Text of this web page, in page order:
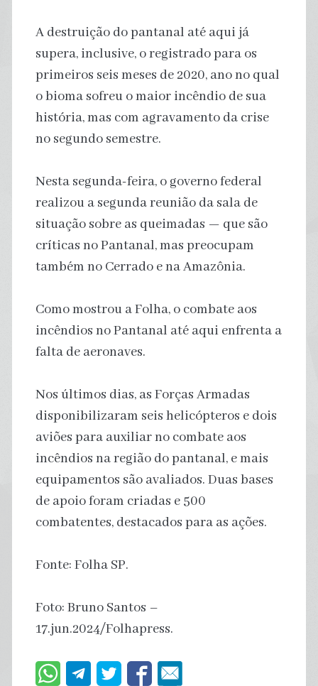
A destruição do pantanal até aqui já
supera, inclusive, o registrado para os
primeiros seis meses de 2020, ano no qual
o bioma sofreu o maior incêndio de sua
história, mas com agravamento da crise
no segundo semestre.
Nesta segunda-feira, o governo federal
realizou a segunda reunião da sala de
situação sobre as queimadas — que são
críticas no Pantanal, mas preocupam
também no Cerrado e na Amazônia.
Como mostrou a Folha, o combate aos
incêndios no Pantanal até aqui enfrenta a
falta de aeronaves.
Nos últimos dias, as Forças Armadas
disponibilizaram seis helicópteros e dois
aviões para auxiliar no combate aos
incêndios na região do pantanal, e mais
equipamentos são avaliados. Duas bases
de apoio foram criadas e 500
combatentes, destacados para as ações.
Fonte: Folha SP.
Foto: Bruno Santos –
17.jun.2024/Folhapress.